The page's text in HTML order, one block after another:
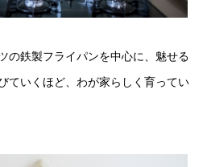
の鉄製フライパンを中心に、魅せる
ていくほど、わが家らしく育ってい